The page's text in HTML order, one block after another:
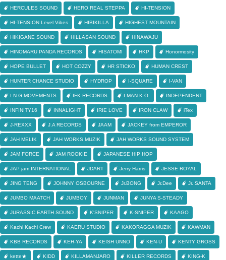
HERCULES SOUND HERO REAL STEPPA HI-TENSION
HI-TENSION Level Vibes HIBIKILLA HIGHEST MOUNTAIN
HIKIGANE SOUND HILLASAN SOUND HINAWAJU
HINOMARU PANDA RECORDS HISATOMI HKP Honormosity
HOPE BULLET HOT COZZY HR STICKO HUMAN CREST
HUNTER CHANCE STUDIO HYDROP I-SQUARE I-VAN
I.N.G MOVEMENTS IFK RECORDS I MAN K.O. INDEPENDENT
INFINITY16 INNALIGHT IRIE LOVE IRON CLAW iTex
J-REXXX J.A RECORDS JAAM JACKEY from EMPEROR
JAH MELIK JAH WORKS MUZIK JAH WORKS SOUND SYSTEM
JAM FORCE JAM ROOKIE JAPANESE HIP HOP
JAP jam INTERNATIONAL JDART Jerry Harris JESSE ROYAL
JING TENG JOHNNY OSBOURNE Jr.BONG Jr.Dee Jr. SANTA
JUMBO MAATCH JUMBOY JUNMAN JUNYA S-STEADY
JURASSIC EARTH SOUND K'SNIPER K-SNIPER KAAGO
Kachi Kachi Crew KAERU STUDIO KAKORAGGA MUZIK KAWMAN
KBB RECORDS KEH-YA KEISH UNNO KEN-U KENTY GROSS
kette★ KIDD KILLAMANJARO KILLER RECORDS KING-K